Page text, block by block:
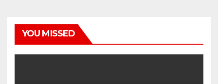
YOU MISSED